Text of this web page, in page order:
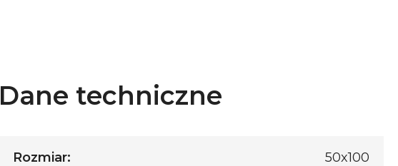
Dane techniczne
Rozmiar: 50x100